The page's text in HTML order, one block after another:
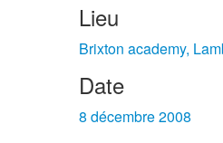
Lieu
Brixton academy,
Date
8 décembre 2008